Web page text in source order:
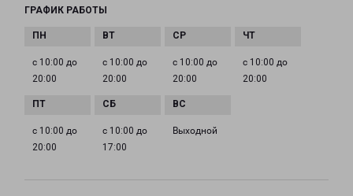
ГРАФИК РАБОТЫ
с 10:00 до
20:00
с 10:00 до
20:00
с 10:00 до
20:00
с 10:00 до
20:00
с 10:00 до
20:00
с 10:00 до
17:00
Выходной